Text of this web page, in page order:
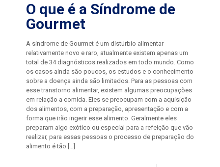
O que é a Síndrome de
Gourmet
A síndrome de Gourmet é um distúrbio alimentar
relativamente novo e raro, atualmente existem apenas um
total de 34 diagnósticos realizados em todo mundo. Como
os casos ainda são poucos, os estudos e o conhecimento
sobre a doença ainda são limitados. Para as pessoas com
esse transtorno alimentar, existem algumas preocupações
em relação a comida. Eles se preocupam com a aquisição
dos alimentos, com a preparação, apresentação e com a
forma que irão ingerir esse alimento. Geralmente eles
preparam algo exótico ou especial para a refeição que vão
realizar, para essas pessoas o processo de preparação do
alimento é tão […]